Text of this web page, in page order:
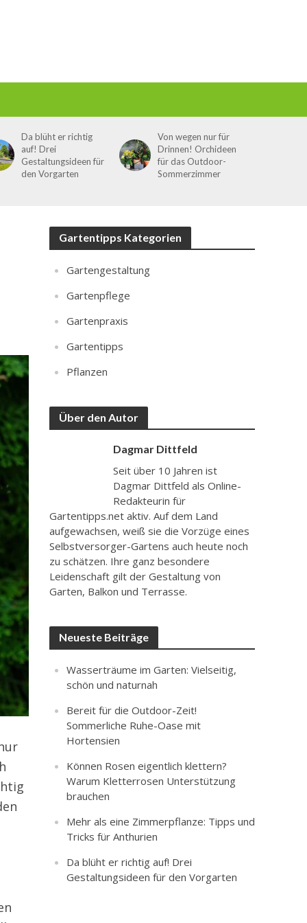
Da blüht er richtig
auf! Drei
Gestaltungsideen für
den Vorgarten
Von wegen nur für
Drinnen! Orchideen
für das Outdoor-
Sommerzimmer
Gartentipps Kategorien
Gartengestaltung
Gartenpflege
Gartenpraxis
Gartentipps
Pflanzen
Über den Autor
Dagmar Dittfeld
Seit über 10 Jahren ist
Dagmar Dittfeld als Online-
Redakteurin für
Gartentipps.net aktiv. Auf dem Land
aufgewachsen, weiß sie die Vorzüge eines
Selbstversorger-Gartens auch heute noch
zu schätzen. Ihre ganz besondere
Leidenschaft gilt der Gestaltung von
Garten, Balkon und Terrasse.
Neueste Beiträge
Wasserträume im Garten: Vielseitig,
schön und naturnah
Bereit für die Outdoor-Zeit!
Sommerliche Ruhe-Oase mit
Hortensien
Können Rosen eigentlich klettern?
Warum Kletterrosen Unterstützung
brauchen
Mehr als eine Zimmerpflanze: Tipps und
Tricks für Anthurien
Da blüht er richtig auf! Drei
Gestaltungsideen für den Vorgarten